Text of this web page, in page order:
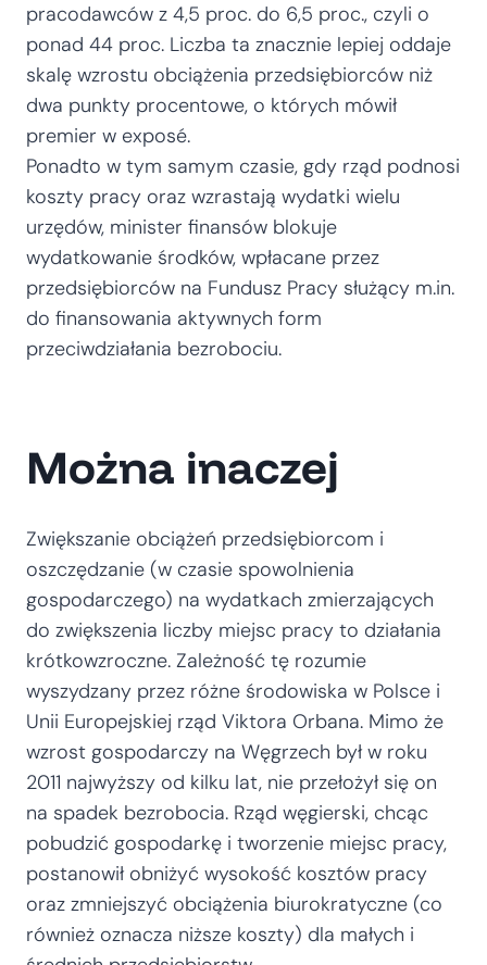
pracodawców z 4,5 proc. do 6,5 proc., czyli o
ponad 44 proc. Liczba ta znacznie lepiej oddaje
skalę wzrostu obciążenia przedsiębiorców niż
dwa punkty procentowe, o których mówił
premier w exposé.
Ponadto w tym samym czasie, gdy rząd podnosi
koszty pracy oraz wzrastają wydatki wielu
urzędów, minister finansów blokuje
wydatkowanie środków, wpłacane przez
przedsiębiorców na Fundusz Pracy służący m.in.
do finansowania aktywnych form
przeciwdziałania bezrobociu.
Można inaczej
Zwiększanie obciążeń przedsiębiorcom i
oszczędzanie (w czasie spowolnienia
gospodarczego) na wydatkach zmierzających
do zwiększenia liczby miejsc pracy to działania
krótkowzroczne. Zależność tę rozumie
wyszydzany przez różne środowiska w Polsce i
Unii Europejskiej rząd Viktora Orbana. Mimo że
wzrost gospodarczy na Węgrzech był w roku
2011 najwyższy od kilku lat, nie przełożył się on
na spadek bezrobocia. Rząd węgierski, chcąc
pobudzić gospodarkę i tworzenie miejsc pracy,
postanowił obniżyć wysokość kosztów pracy
oraz zmniejszyć obciążenia biurokratyczne (co
również oznacza niższe koszty) dla małych i